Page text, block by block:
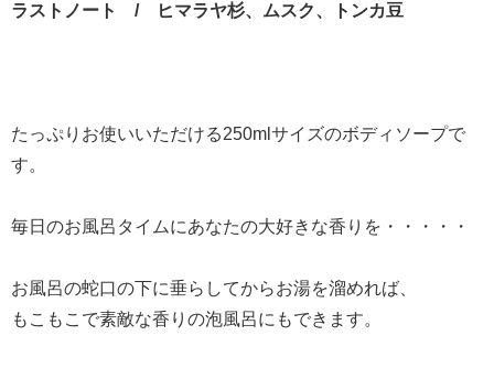
ラストノート / ヒマラヤ杉、ムスク、トンカ豆
たっぷりお使いいただける250mlサイズのボディソープで
す。
毎日のお風呂タイムにあなたの大好きな香りを・・・・・
お風呂の蛇口の下に垂らしてからお湯を溜めれば、
もこもこで素敵な香りの泡風呂にもできます。